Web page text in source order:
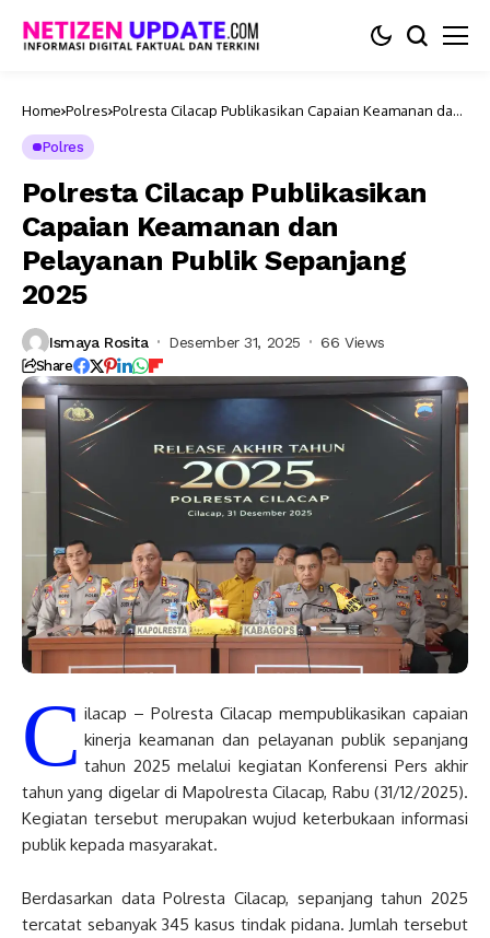
Home Polres Polresta Cilacap Publikasikan Capaian Keamanan dan
Polres
Polresta Cilacap Publikasikan
Capaian Keamanan dan
Pelayanan Publik Sepanjang
2025
Ismaya Rosita Desember 31, 2025 66 Views
Share
C ilacap – Polresta Cilacap mempublikasikan capaian
kinerja keamanan dan pelayanan publik sepanjang
tahun 2025 melalui kegiatan Konferensi Pers akhir
tahun yang digelar di Mapolresta Cilacap, Rabu (31/12/2025).
Kegiatan tersebut merupakan wujud keterbukaan informasi
publik kepada masyarakat.
Berdasarkan data Polresta Cilacap, sepanjang tahun 2025
tercatat sebanyak 345 kasus tindak pidana. Jumlah tersebut